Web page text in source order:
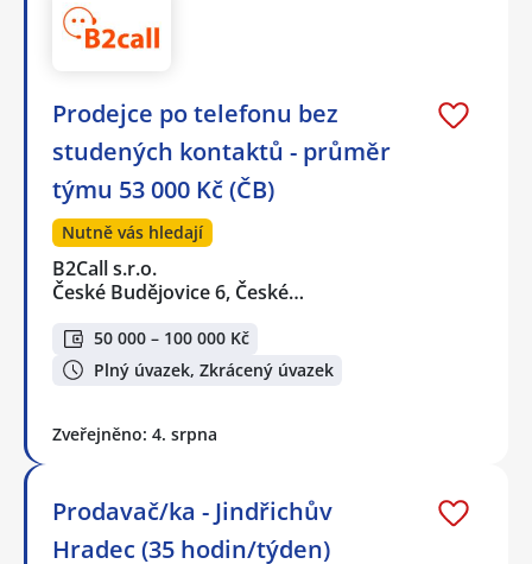
Prodejce po telefonu bez
studených kontaktů - průměr
týmu 53 000 Kč (ČB)
Nutně vás hledají
B2Call s.r.o.
České Budějovice 6, České…
50 000 – 100 000 Kč
Plný úvazek, Zkrácený úvazek
Zveřejněno: 4. srpna
Prodavač/ka - Jindřichův
Hradec (35 hodin/týden)